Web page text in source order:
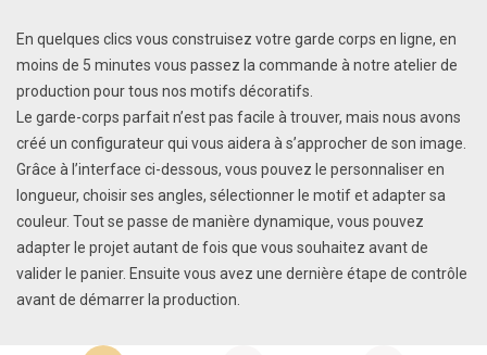
En quelques clics vous construisez votre garde corps en ligne, en
moins de 5 minutes vous passez la commande à notre atelier de
production pour tous nos motifs décoratifs.
Le garde-corps parfait n’est pas facile à trouver, mais nous avons
créé un configurateur qui vous aidera à s’approcher de son image.
Grâce à l’interface ci-dessous, vous pouvez le personnaliser en
longueur, choisir ses angles, sélectionner le motif et adapter sa
couleur. Tout se passe de manière dynamique, vous pouvez
adapter le projet autant de fois que vous souhaitez avant de
valider le panier. Ensuite vous avez une dernière étape de contrôle
avant de démarrer la production.